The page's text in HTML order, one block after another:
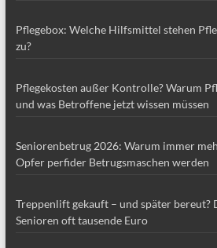
Pflegebox: Welche Hilfsmittel stehen
zu?
Pflegekosten außer Kontrolle? Warum
und was Betroffene jetzt wissen müssen
Seniorenbetrug 2026: Warum immer
Opfer perfider Betrugsmaschen werden
Treppenlift gekauft – und später bereut?
Senioren oft tausende Euro